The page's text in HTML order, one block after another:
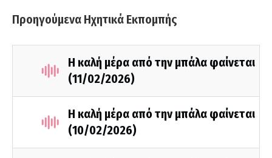
Προηγούμενα Ηχητικά Εκπομπής
Η καλή μέρα από την μπάλα φαίνεται
(11/02/2026)
Η καλή μέρα από την μπάλα φαίνεται
(10/02/2026)